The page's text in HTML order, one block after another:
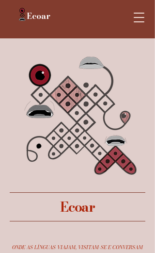
Ecoar
Ecoar
ONDE AS LÍNGUAS VIAJAM, VISITAM-SE E CONVERSAM